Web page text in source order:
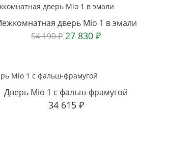
дверь Mio 1 в эмали
54 190₽ 27 830₽
Дверь Mio 1 с фальш-фрамугой
34 615 ₽